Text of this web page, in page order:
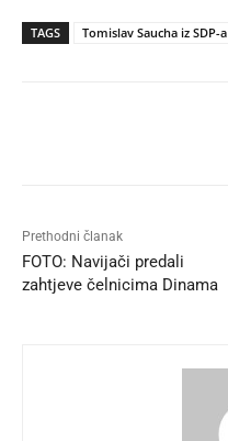
TAGS Tomislav Saucha iz SDP-a
Prethodni članak
FOTO: Navijači predali
zahtjeve čelnicima Dinama